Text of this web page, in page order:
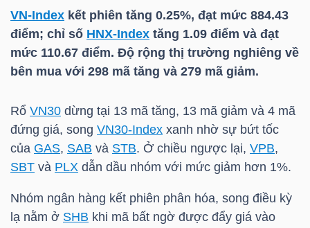
VN-Index kết phiên tăng 0.25%, đạt mức 884.43
điểm; chỉ số HNX-Index tăng 1.09 điểm và đạt
mức 110.67 điểm. Độ rộng thị trường nghiêng về
bên mua với 298 mã tăng và 279 mã giảm.
Rổ VN30 dừng tại 13 mã tăng, 13 mã giảm và 4 mã
đứng giá, song VN30-Index xanh nhờ sự bứt tốc
của GAS, SAB và STB. Ở chiều ngược lại, VPB,
SBT và PLX dẫn dầu nhóm với mức giảm hơn 1%.
Nhóm ngân hàng kết phiên phân hóa, song điều kỳ
lạ nằm ở SHB khi mã bất ngờ được đẩy giá vào
NGHIỆP
BẤT
SẢN
CHÍNH